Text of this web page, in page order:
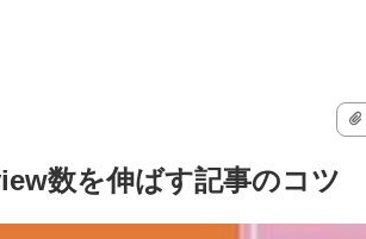
数を伸ばす記事のコツ